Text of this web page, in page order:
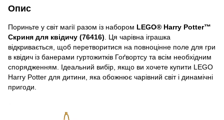
Опис
Пориньте у світ магії разом із набором LEGO® Harry Potter™
Скриня для квідичу (76416) . Ця чарівна іграшка
відкривається, щоб перетворитися на повноцінне поле для гри
в квідич із банерами гуртожитків Гоґвортсу та всім необхідним
спорядженням. Ідеальний вибір, якщо ви хочете купити LEGO
Harry Potter для дитини, яка обожнює чарівний світ і динамічні
пригоди.